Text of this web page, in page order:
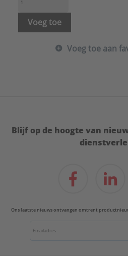
Model:
Oppervlaktebescherming:
RAL-nummer:
Leidingkanaal airco
Voeg toe
Voeg toe aan
Blijf op de hoogte van
Ons laatste nieuws ontvangen omtrent